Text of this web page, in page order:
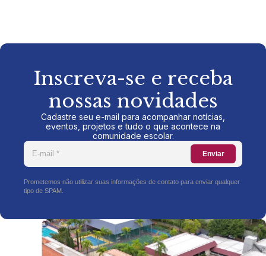
Inscreva-se e receba
nossas novidades
Cadastre seu e-mail para acompanhar notícias,
eventos, projetos e tudo o que acontece na
comunidade escolar.
Enviar
Prometemos não utilizar suas informações de contato para enviar qualquer
tipo de SPAM.